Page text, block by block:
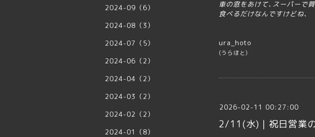
車の窓をあけて､スーパーで
食べるだけなんですけどね、
ura_hoto
(うらほと)
2026-02-11 00:27:00
2/11(水)｜祝日営業
2024-09（6）
2024-08（3）
2024-07（5）
2024-06（2）
2024-04（2）
2024-03（2）
2024-02（2）
2024-01（8）